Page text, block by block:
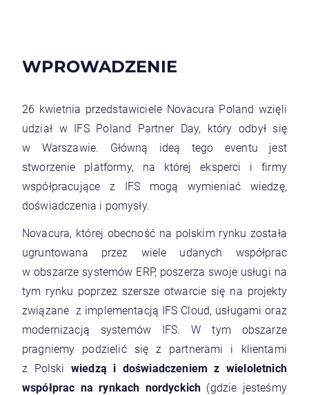
WPROWADZENIE
26 kwietnia przedstawiciele Novacura Poland wzięli
udział w IFS Poland Partner Day, który odbył się
w Warszawie. Główną ideą tego eventu jest
stworzenie platformy, na której eksperci i firmy
współpracujące z IFS mogą wymieniać wiedzę,
doświadczenia i pomysły.
Novacura, której obecność na polskim rynku została
ugruntowana przez wiele udanych współprac
w obszarze systemów ERP, poszerza swoje usługi na
tym rynku poprzez szersze otwarcie się na projekty
związane z implementacją IFS Cloud, usługami oraz
modernizacją systemów IFS. W tym obszarze
pragniemy podzielić się z partnerami i klientami
z Polski wiedzą i doświadczeniem z wieloletnich
współprac na rynkach nordyckich (gdzie jesteśmy